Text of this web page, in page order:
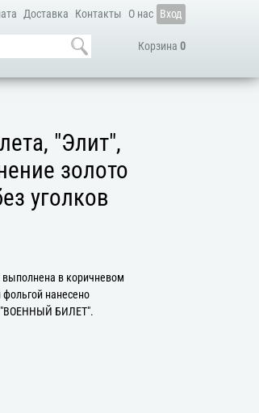
Доставка Контакты О нас Вход
Корзина 0
"Элит",
золото
уголков
выполнена в коричневом
нанесено
"ВОЕННЫЙ БИЛЕТ".